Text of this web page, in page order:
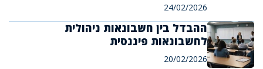
24/02/2026
ההבדל בין חשבונאות ניהולית
לחשבונאות פיננסית
20/02/2026